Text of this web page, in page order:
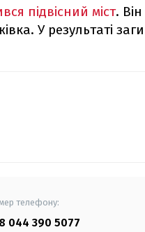
підвісний міст.
У результаті
телефону:
044 390 5077